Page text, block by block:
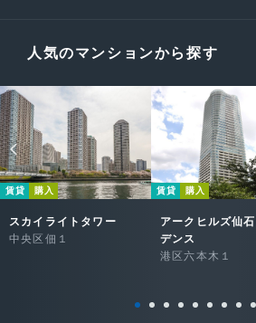
人気のマンションから探す
賃貸 購入
スカイライトタワー
中央区佃１
賃貸 購入
アークヒルズ仙
デンス
港区六本木１